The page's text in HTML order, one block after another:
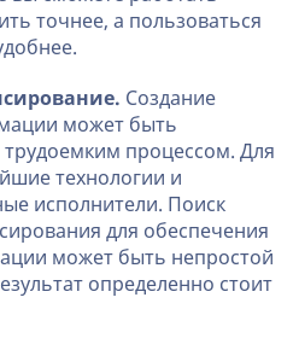
точнее, а пользоваться
Создание
может быть
процессом. Для
технологии и
исполнители. Поиск
для обеспечения
может быть непростой
определенно стоит